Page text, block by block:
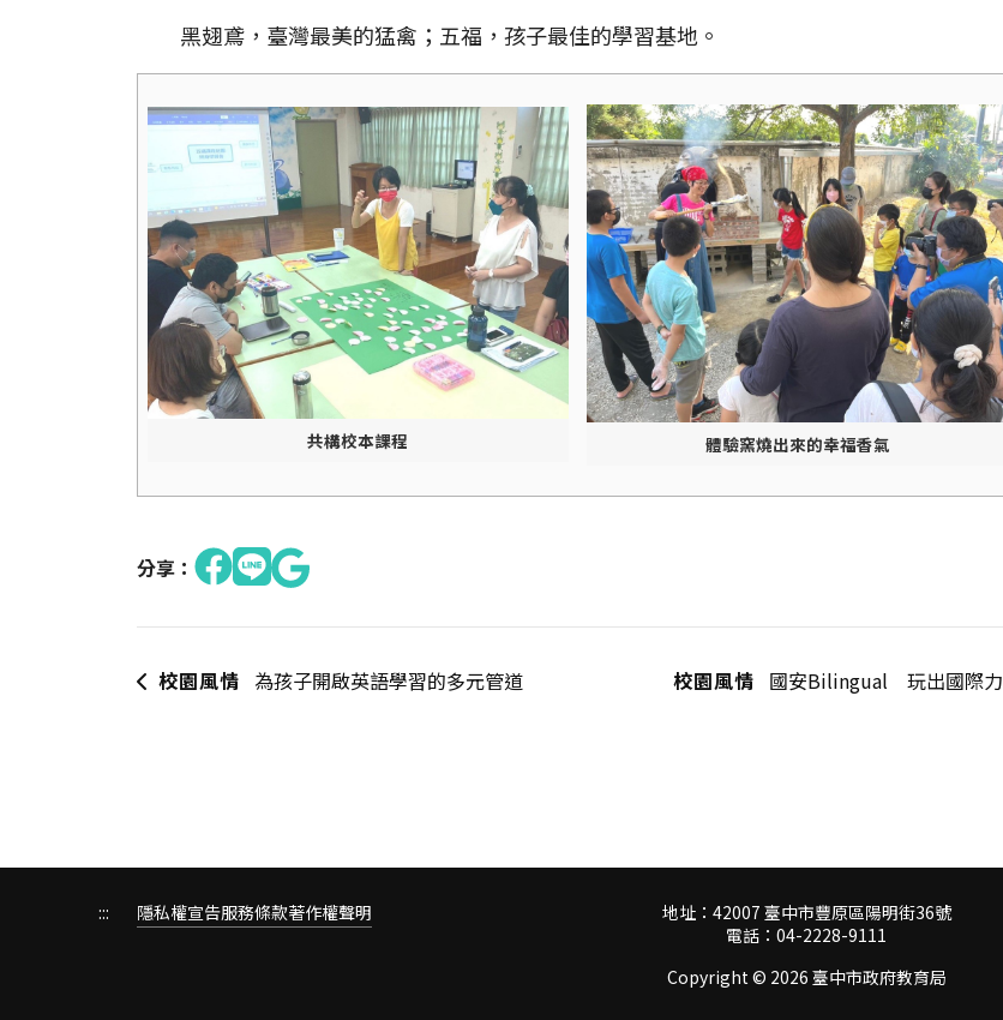
黑翅鳶，臺灣最美的猛禽；五福，孩子最佳的學習基地。
共構校本課程 體驗窯燒出來的幸福香氣
分享：
校園風情 為孩子開啟英語學習的多元管道 校園風情 國安Bilingual 玩出國際力
::: 隱私權宣告服務條款著作權聲明
地址：42007 臺中市豐原區陽明街36號
電話：04-2228-9111
Copyright © 2026 臺中市政府教育局